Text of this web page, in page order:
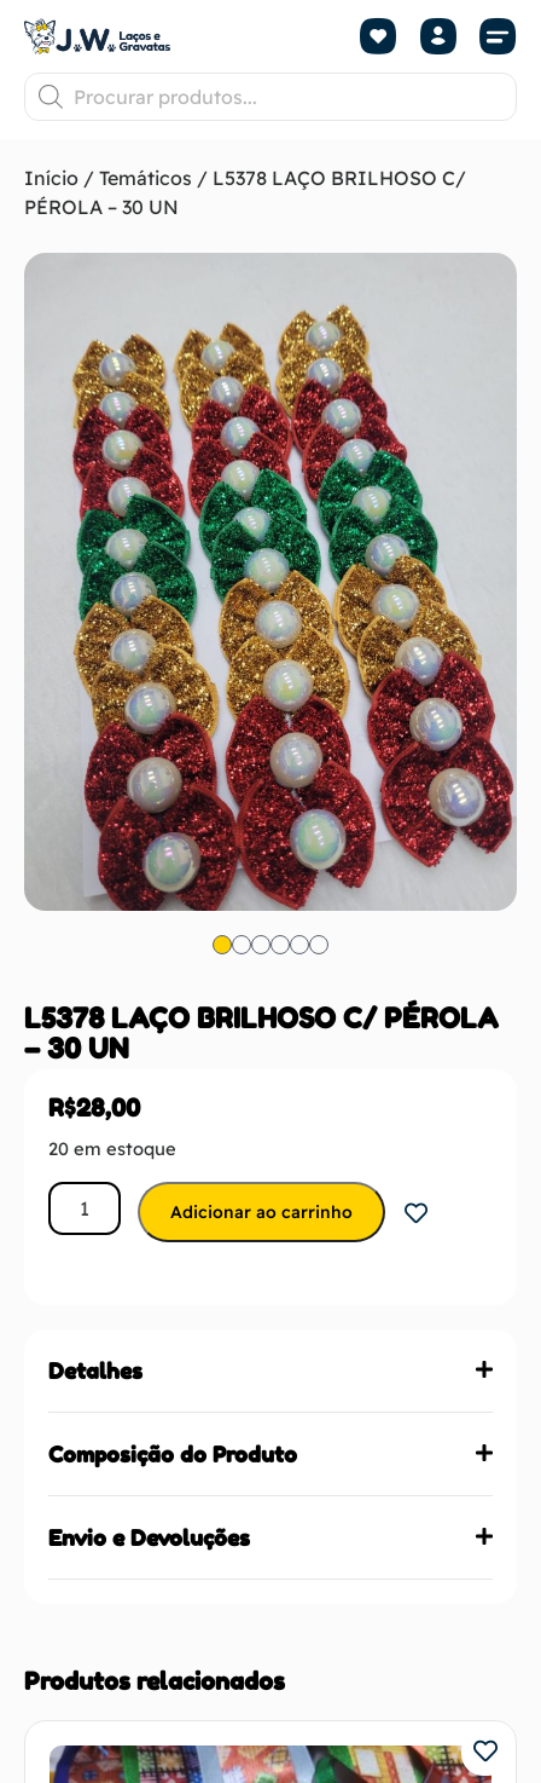
Início / Temáticos / L5378 LAÇO BRILHOSO C/
PÉROLA – 30 UN
L5378 LAÇO BRILHOSO C/ PÉROLA
– 30 UN
R$28,00
20 em estoque
Adicionar ao carrinho
Detalhes
Composição do Produto
Envio e Devoluções
Produtos relacionados